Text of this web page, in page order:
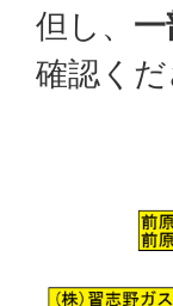
但し、
確認くだ